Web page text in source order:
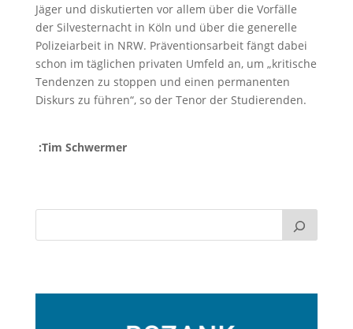
Jäger und diskutierten vor allem über die Vorfälle
der Silvesternacht in Köln und über die generelle
Polizeiarbeit in NRW. Präventionsarbeit fängt dabei
schon im täglichen privaten Umfeld an, um „kritische
Tendenzen zu stoppen und einen permanenten
Diskurs zu führen“, so der Tenor der Studierenden.
:Tim Schwermer